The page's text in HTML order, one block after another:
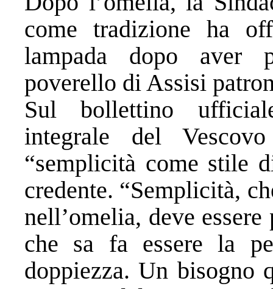
come tradizione ha
lampada dopo aver
poverello di Assisi
Sul bollettino
integrale del
“semplicità come stile
credente. “Semplicità,
nell’omelia, deve
che sa fa essere la
doppiezza. Un bisogno